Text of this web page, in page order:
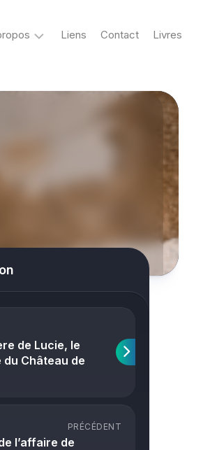
&
conspiracy
Horreur
Liens Contact Livres
de Lucie, le
du Château de
PRÉCÉDENT
l’affaire de